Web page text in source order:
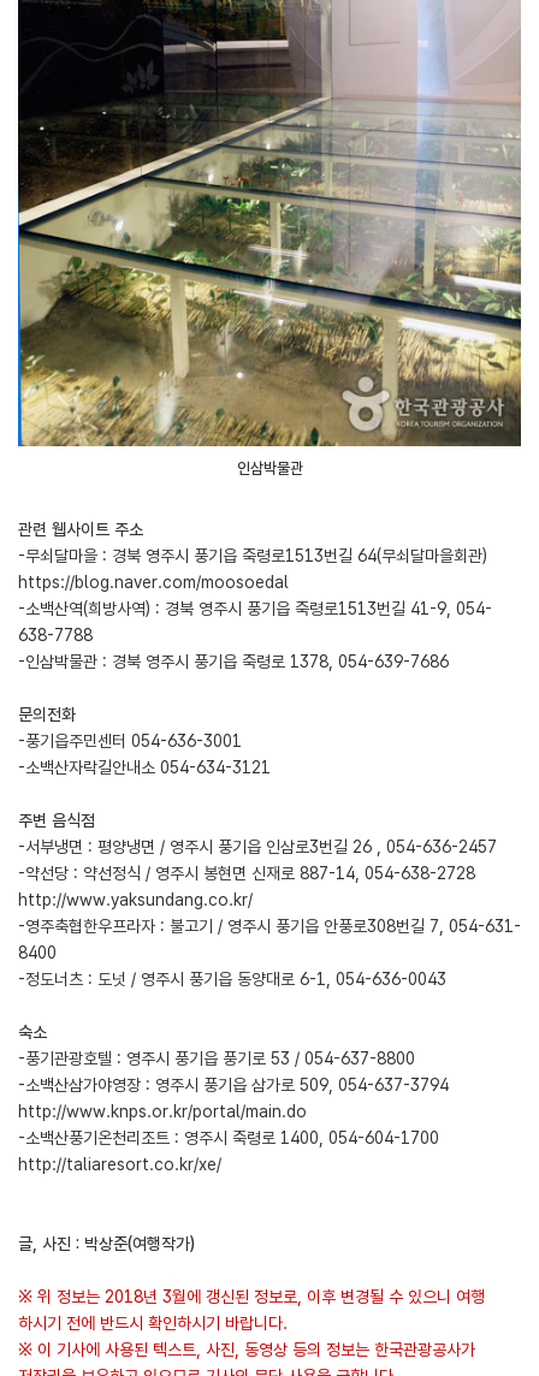
인삼박물관
관련 웹사이트 주소
-무쇠달마을 : 경북 영주시 풍기읍 죽령로1513번길 64(무쇠달마을회관)
https://blog.naver.com/moosoedal
-소백산역(희방사역) : 경북 영주시 풍기읍 죽령로1513번길 41-9, 054-
638-7788
-인삼박물관 : 경북 영주시 풍기읍 죽령로 1378, 054-639-7686
문의전화
-풍기읍주민센터 054-636-3001
-소백산자락길안내소 054-634-3121
주변 음식점
-서부냉면 : 평양냉면 / 영주시 풍기읍 인삼로3번길 26 , 054-636-2457
-약선당 : 약선정식 / 영주시 봉현면 신재로 887-14, 054-638-2728
http://www.yaksundang.co.kr/
-영주축협한우프라자 : 불고기 / 영주시 풍기읍 안풍로308번길 7, 054-631-
8400
-정도너츠 : 도넛 / 영주시 풍기읍 동양대로 6-1, 054-636-0043
숙소
-풍기관광호텔 : 영주시 풍기읍 풍기로 53 / 054-637-8800
-소백산삼가야영장 : 영주시 풍기읍 삼가로 509, 054-637-3794
http://www.knps.or.kr/portal/main.do
-소백산풍기온천리조트 : 영주시 죽령로 1400, 054-604-1700
http://taliaresort.co.kr/xe/
글, 사진 : 박상준(여행작가)
※ 위 정보는 2018년 3월에 갱신된 정보로, 이후 변경될 수 있으니 여행
하시기 전에 반드시 확인하시기 바랍니다.
※ 이 기사에 사용된 텍스트, 사진, 동영상 등의 정보는 한국관광공사가